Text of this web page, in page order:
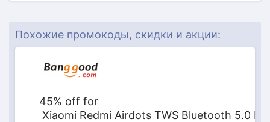
Похожие промокоды, скидки и акции:
ПРОМОКОД
45% off for
Xiaomi Redmi Airdots TWS Bluetooth 5.0